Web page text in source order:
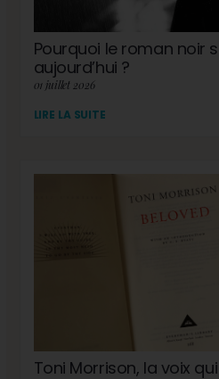
Pourquoi le roman noir
aujourd’hui ?
01 juillet 2026
LIRE LA SUITE
Toni Morrison, la voix